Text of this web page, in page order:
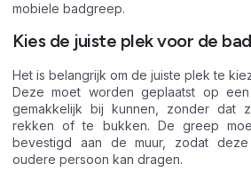
mobiele badgreep.
Kies de juiste plek voor de
Het is belangrijk om de juiste plek te
Deze moet worden geplaatst op
gemakkelijk bij kunnen, zonder dat
rekken of te bukken. De greep
bevestigd aan de muur, zodat
oudere persoon kan dragen.